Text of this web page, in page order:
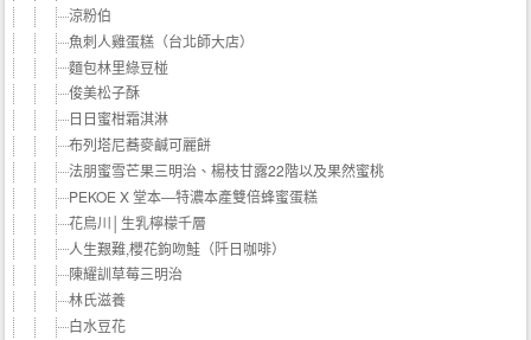
涼粉伯
魚刺人雞蛋糕（台北師大店）
麵包林里綠豆椪
俊美松子酥
日日蜜柑霜淇淋
布列塔尼蕎麥鹹可麗餅
法朋蜜雪芒果三明治、楊枝甘露22階以及果然蜜桃
PEKOE X 堂本—特濃本產雙倍蜂蜜蛋糕
花鳥川│生乳檸檬千層
人生艱難,櫻花鉤吻鮭（阡日咖啡）
陳耀訓草莓三明治
林氏滋養
白水豆花